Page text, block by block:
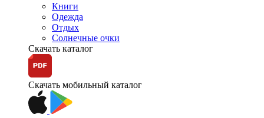
Книги
Одежда
Отдых
Солнечные очки
Скачать каталог
Скачать мобильный каталог